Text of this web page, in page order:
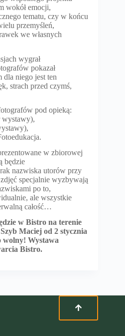
wokół emocji,
tematu, czy w końcu
przemyśleń,
we własnych
wygrał
pokazał
dla niego jest ten
strach przed czymś,
pod opieką:
wystawy),
w zbiorowej
będzie
nazwiska utorów przy
specjalnie wyzbywają
po to,
ale wszystkie
całość…
w Bistro na terenie
Maciej od 2 stycznia
wolny! Wystawa
Bistro.